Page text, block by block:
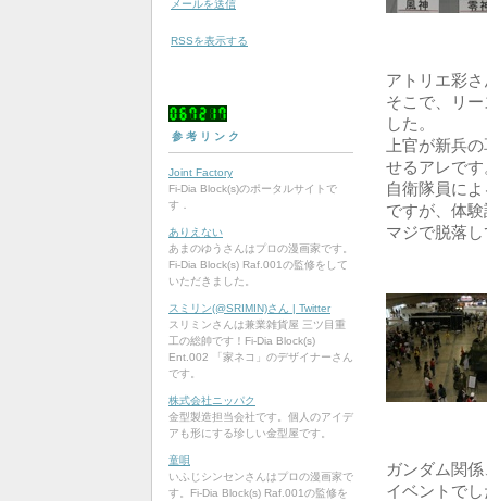
メールを送信
RSSを表示する
0 6 7 2 1
参考リンク
Joint Factory
Fi-Dia Block(s)のポータルサイトで
す．
ありえない
あまのゆうさんはプロの漫画家です。
Fi-Dia Block(s) Raf.001の監修をして
いただきました。
スミリン(@SRIMIN)さん | Twitter
スリミンさんは兼業雑貨屋 三ツ目重
工の総帥です！Fi-Dia Block(s)
Ent.002 「家ネコ」のデザイナーさん
です。
株式会社ニッパク
金型製造担当会社です。個人のアイデ
アも形にする珍しい金型屋です。
童唄
いふじシンセンさんはプロの漫画家で
す。Fi-Dia Block(s) Raf.001の監修を
アトリエ彩
そこで、リ
した。
上官が新兵
せるアレです
自衛隊員に
ですが、体
マジで脱落
ガンダム関
イベントで